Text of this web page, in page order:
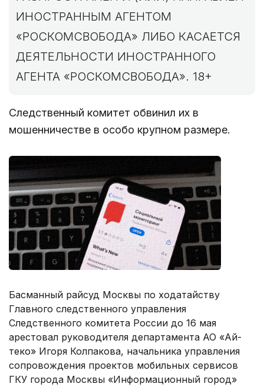
ИНОСТРАННЫМ АГЕНТОМ
«РОСКОМСВОБОДА» ЛИБО КАСАЕТСЯ
ДЕЯТЕЛЬНОСТИ ИНОСТРАННОГО
АГЕНТА «РОСКОМСВОБОДА». 18+
Следственный комитет обвинил их в
мошенничестве в особо крупном размере.
Басманный райсуд Москвы по ходатайству
Главного следственного управления
Следственного комитета России до 16 мая
арестовал руководителя департамента АО «Ай-
теко» Игоря Колпакова, начальника управления
сопровождения проектов мобильных сервисов
ГКУ города Москвы «Информационный город»